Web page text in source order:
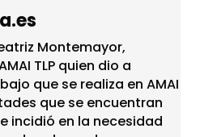
Montemayor,
TLP quien dio a
que se realiza en AMAI
que se encuentran
incidió en la necesidad